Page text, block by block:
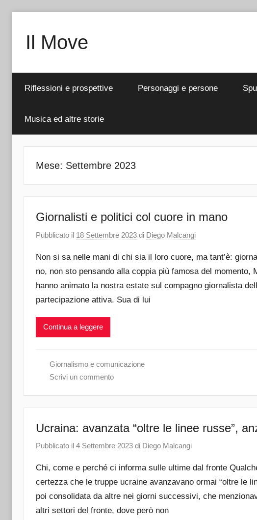
contenuto
Il Move
Riflessioni e prospettive Personaggi e persone
Musica ed altre storie
Mese: Settembre 2023
Giornalisti e politici col cuore in mano
Pubblicato il 18 Settembre 2023 di Diego Malcangi
Non si sa nelle mani di chi sia il loro cuore, ma tant’è:
no, non sto pensando alla coppia più famosa del momento,
hanno animato la nostra estate sul compagno giornalista
partecipazione attiva. Sua di lui
Continua a leggere
Giornalismo e comunicazione
Scrivi un commento
Ucraina: avanzata “oltre le linee russe”,
Pubblicato il 4 Settembre 2023 di Diego Malcangi
Chi, come e perché ci informa sulle ultime dal fronte
certezza che le truppe ucraine avanzavano ormai “oltre le
poi consolidata da altre nei giorni successivi, che
altri settori del fronte, dove però non